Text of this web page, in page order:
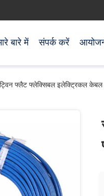
बारे में संपर्क करें
फ्लैट फ्लेक्सिबल इलेक्ट्रिकल केबल